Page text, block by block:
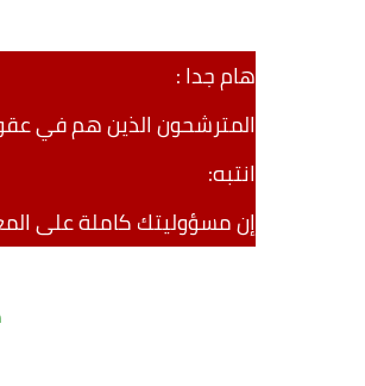
هام جدا :
المترشحون الذين هم في
انتبه:
إن مسؤوليتك كاملة على